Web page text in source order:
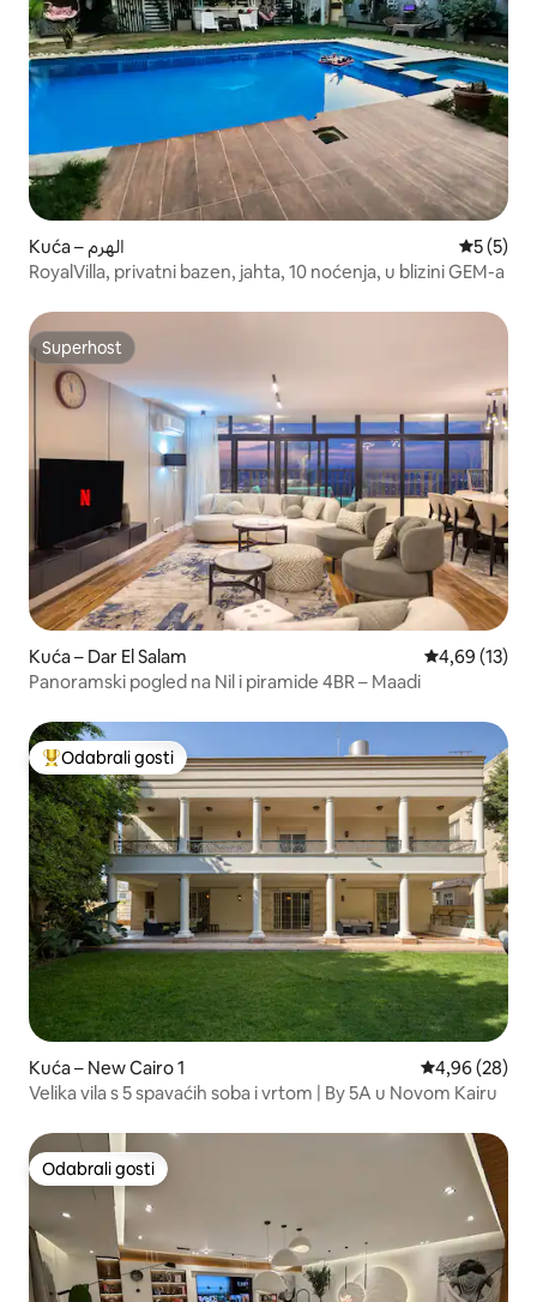
Kuća – الهرم
5 (5)
RoyalVilla, privatni bazen, jahta, 10 noćenja, u blizini GEM-a
Superhost
Superhost
Kuća – Dar El Salam Prosječna
4,69 (13)
Panoramski pogled na Nil i piramide 4BR – Maadi
Među najviše rangiranima s oznakom „Odabrali gosti”
Odabrali gosti
Kuća – New Cairo 1 Prosječna
4,96 (28)
Velika vila s 5 spavaćih soba i vrtom | By 5A u Novom Kairu
Odabrali gosti
Odabrali gosti